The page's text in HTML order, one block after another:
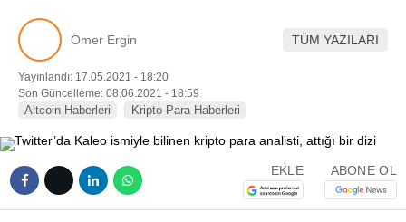
Telegram
Ömer Ergin TÜM YAZILARI
Yayınlandı: 17.05.2021 - 18:20
Son Güncelleme: 08.06.2021 - 18:59
Altcoin Haberleri Kripto Para Haberleri
EKLE ABONE OL